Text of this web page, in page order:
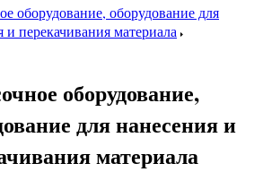
оборудование, оборудование для
и перекачивания материала
оборудование,
для нанесения и
материала